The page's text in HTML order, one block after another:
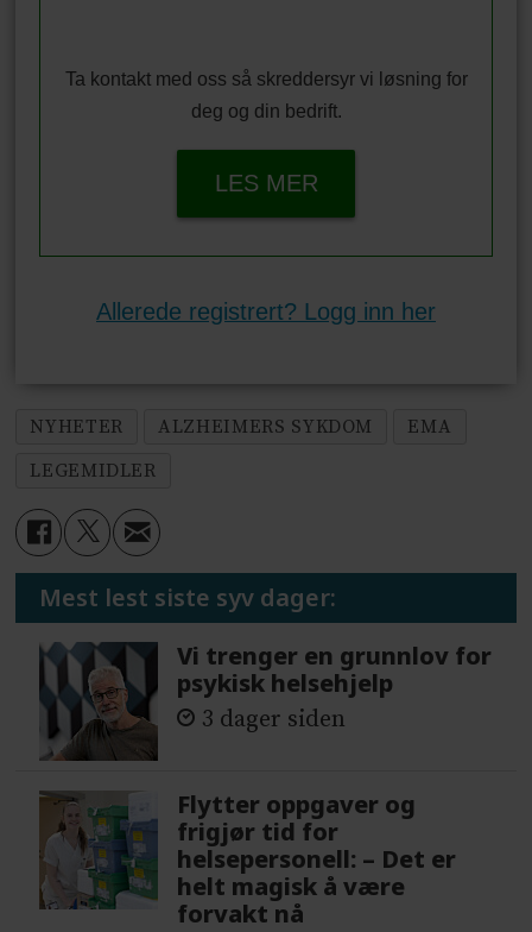
Ta kontakt med oss så skreddersyr vi løsning for
deg og din bedrift.
LES MER
Allerede registrert? Logg inn her
NYHETER ALZHEIMERS SYKDOM
EMA
LEGEMIDLER
Mest lest siste syv dager:
Vi trenger en grunnlov for
psykisk helsehjelp
3 dager siden
Flytter oppgaver og
frigjør tid for
helsepersonell: – Det er
helt magisk å være
forvakt nå